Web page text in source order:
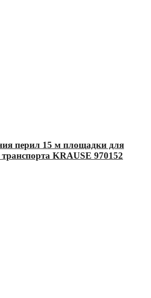
перил 15 м площадки для
KRAUSE 970152